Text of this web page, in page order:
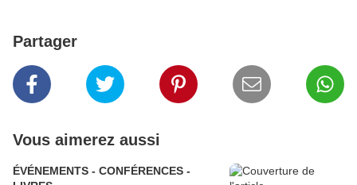
Partager
Vous aimerez aussi
ÉVÉNEMENTS - CONFÉRENCES -